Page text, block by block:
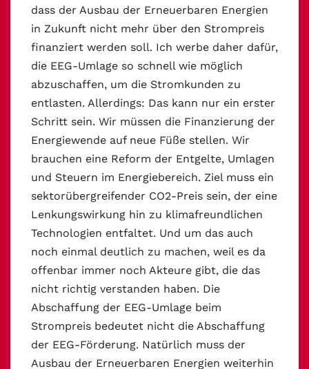
dass der Ausbau der Erneuerbaren Energien
in Zukunft nicht mehr über den Strompreis
finanziert werden soll. Ich werbe daher dafür,
die EEG-Umlage so schnell wie möglich
abzuschaffen, um die Stromkunden zu
entlasten. Allerdings: Das kann nur ein erster
Schritt sein. Wir müssen die Finanzierung der
Energiewende auf neue Füße stellen. Wir
brauchen eine Reform der Entgelte, Umlagen
und Steuern im Energiebereich. Ziel muss ein
sektorübergreifender CO2-Preis sein, der eine
Lenkungswirkung hin zu klimafreundlichen
Technologien entfaltet. Und um das auch
noch einmal deutlich zu machen, weil es da
offenbar immer noch Akteure gibt, die das
nicht richtig verstanden haben. Die
Abschaffung der EEG-Umlage beim
Strompreis bedeutet nicht die Abschaffung
der EEG-Förderung. Natürlich muss der
Ausbau der Erneuerbaren Energien weiterhin